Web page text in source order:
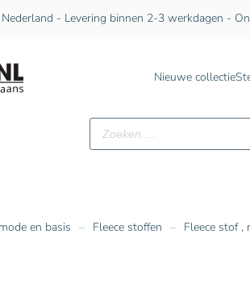
Nederland - Levering binnen 2-3 werkdagen -
Nieuwe collectie
Producten
zoeken
en basis Fleece stoffen Fleece stof ,